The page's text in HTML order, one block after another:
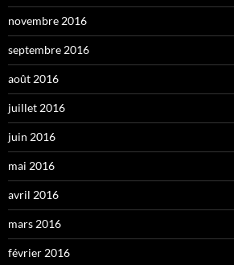
novembre 2016
septembre 2016
août 2016
juillet 2016
juin 2016
mai 2016
avril 2016
mars 2016
février 2016